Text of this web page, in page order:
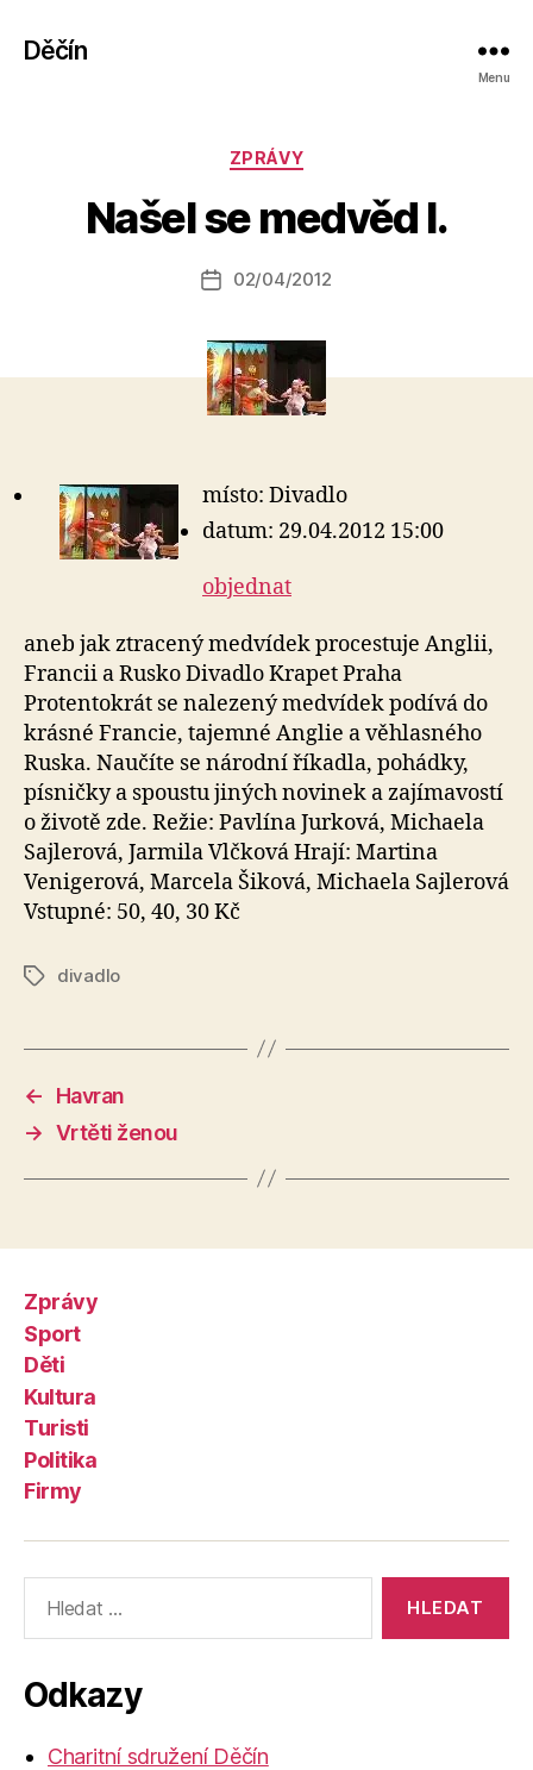
Děčín
Menu
Rubriky
ZPRÁVY
Našel se medvěd I.
Autor
příspěvku
o
a
s
o
Datum
02/04/2012
místo: Divadlo
datum: 29.04.2012 15:00
objednat
aneb jak ztracený medvídek procestuje Anglii,
Francii a Rusko Divadlo Krapet Praha
Protentokrát se nalezený medvídek podívá do
krásné Francie, tajemné Anglie a věhlasného
Ruska. Naučíte se národní říkadla, pohádky,
písničky a spoustu jiných novinek a zajímavostí
o životě zde. Režie: Pavlína Jurková, Michaela
Sajlerová, Jarmila Vlčková Hrají: Martina
Venigerová, Marcela Šiková, Michaela Sajlerová
Vstupné: 50, 40, 30 Kč
Štítkydivadlo
←
Havran
→ Vrtěti ženou
Zprávy
Sport
Děti
Kultura
Turisti
Politika
Firmy
vyhledávání:
Odkazy
Charitní sdružení Děčín